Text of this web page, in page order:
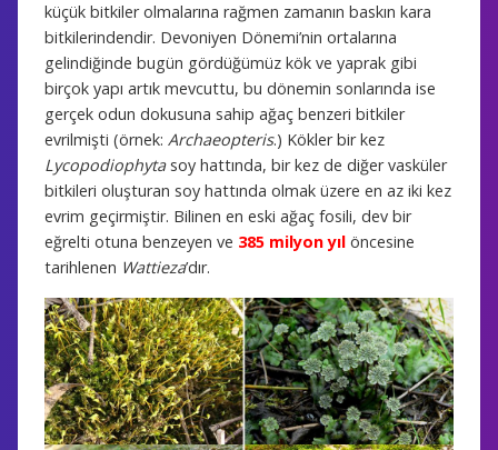
küçük bitkiler olmalarına rağmen zamanın baskın kara
bitkilerindendir. Devoniyen Dönemi’nin ortalarına
gelindiğinde bugün gördüğümüz kök ve yaprak gibi
birçok yapı artık mevcuttu, bu dönemin sonlarında ise
gerçek odun dokusuna sahip ağaç benzeri bitkiler
evrilmişti (örnek: Archaeopteris.) Kökler bir kez
Lycopodiophytasoy hattında, bir kez de diğer vasküler
bitkileri oluşturan soy hattında olmak üzere en az iki kez
evrim geçirmiştir. Bilinen en eski ağaç fosili, dev bir
eğrelti otuna benzeyen ve 385 milyon yıl öncesine
tarihlenen Wattieza’dır.